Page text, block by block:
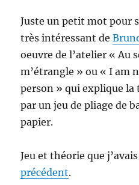
Juste un petit mot pour
très intéressant de
oeuvre de l’atelier « Au
m’étrangle » ou « I am
person » qui explique
par un jeu de pliage de
papier.
Jeu et théorie que
précédent.